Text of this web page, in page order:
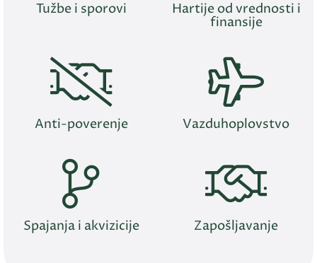
Tužbe i sporovi Hartije od vrednosti i
finansije
Anti-poverenje Vazduhoplovstvo
Spajanja i akvizicije Zapošljavanje